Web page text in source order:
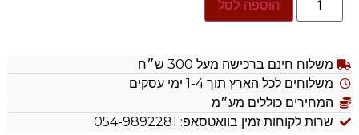
הוספה לסל
משלוח חינם ברכישה מעל 300 ש״ח
משלוחים לכל הארץ תוך 1-4 ימי עסקים
המחירים כוללים מע״מ
שרות לקוחות זמין בוואטסאפ: 054-9892281